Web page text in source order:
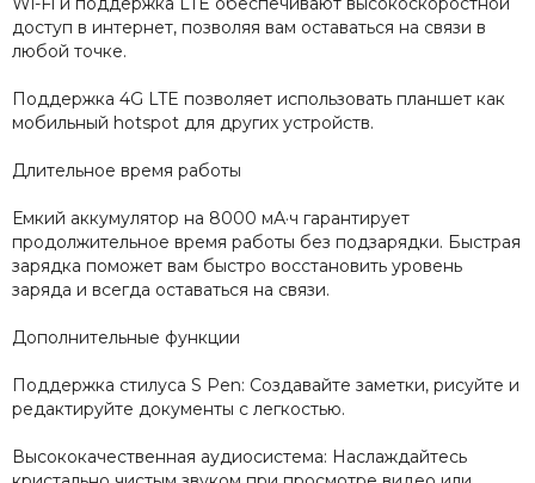
доступ в интернет, позволяя вам оставаться на связи в
любой точке.
Поддержка 4G LTE позволяет использовать планшет как
мобильный hotspot для других устройств.
Длительное время работы
Емкий аккумулятор на 8000 мА·ч гарантирует
продолжительное время работы без подзарядки. Быстрая
зарядка поможет вам быстро восстановить уровень
заряда и всегда оставаться на связи.
Дополнительные функции
Поддержка стилуса S Pen: Создавайте заметки, рисуйте и
редактируйте документы с легкостью.
Высококачественная аудиосистема: Наслаждайтесь